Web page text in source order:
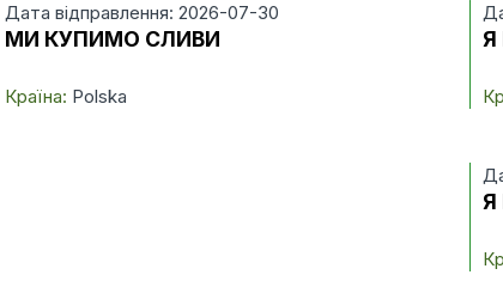
Дата відправлення: 2026-07-30
МИ КУПИМО СЛИВИ
Країна: Polska